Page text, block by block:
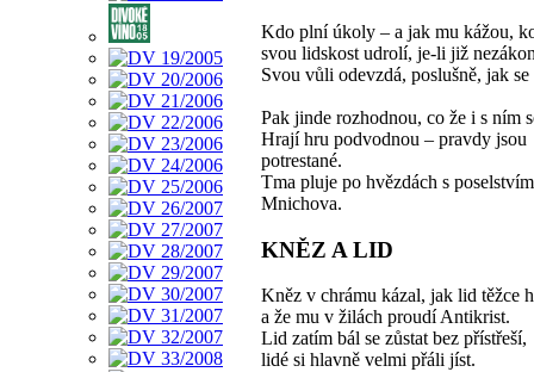
Kdo plní úkoly – a jak mu kážou,
svou lidskost udrolí, je-li již
Svou vůli odevzdá, poslušně, jak se
Pak jinde rozhodnou, co že i s ním
Hrají hru podvodnou – pravdy jsou
potrestané.
Tma pluje po hvězdách s
Mnichova.
KNĚZ A LID
Kněz v chrámu kázal, jak lid těžce
a že mu v žilách proudí Antikrist.
Lid zatím bál se zůstat bez přístřeší,
lidé si hlavně velmi přáli jíst.